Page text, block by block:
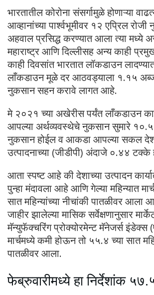
भारतातील कोरोना संसर्गामुळे होणाऱ्या
आव्हानांच्या पार्श्वभूमीवर १२ एप्रिल
अहवाल प्रसिद्ध करण्यात आला त्या मध्ये
महाराष्ट्र आणि दिल्लीसह अन्य काही
काही दिवसांत भारतात लॉकडाउन
लाँकडाउन मूळे दर आठवड्याला १.१५
नुकसान सहन करावे लागत आहे.
मे २०२१ च्या अखेरीस पर्यंत लाँकडाउन
आपल्या अर्थव्यवस्थेचे नुकसान सुमारे
नुकसान होईल व आकडा आपल्या सकल
उत्पादनाच्या (जीडीपी) अंदाजे ०.४४ टक्के
आता स्पष्ट आहे की देशाच्या उत्पादन
पुन्हा मंदावला आहे आणि गेल्या महिन्यात
सात महिन्यांच्या नीचांकी पातळीवर आला
जाहीर झालेल्या मासिक सर्वेक्षणानुसार
मॅन्युफॅक्चरिंग प्रोक्योरमेन्ट मॅनेजर्स इंडेक्स
मार्चमध्ये कमी होऊन तो ५५.४ च्या सात
पातळीवर आला.
फेब्रुवारीमध्ये हा निर्देशांक